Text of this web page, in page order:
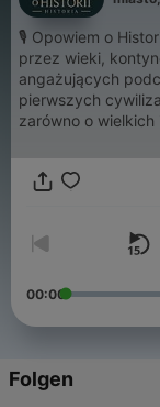
🎙️ Opowiem o
przez wieki,
angażujących
pierwszych
zarówno o
bohaterach.
odkrywając
których rzadko
Ciebie.
00:00
Folgen